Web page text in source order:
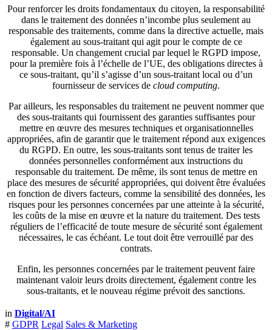
Pour renforcer les droits fondamentaux du citoyen, la responsabilité
dans le traitement des données n’incombe plus seulement au
responsable des traitements, comme dans la directive actuelle, mais
également au sous-traitant qui agit pour le compte de ce
responsable. Un changement crucial par lequel le RGPD impose,
pour la première fois à l’échelle de l’UE, des obligations directes à
ce sous-traitant, qu’il s’agisse d’un sous-traitant local ou d’un
fournisseur de services de cloud computing.
Par ailleurs, les responsables du traitement ne peuvent nommer que
des sous-traitants qui fournissent des garanties suffisantes pour
mettre en œuvre des mesures techniques et organisationnelles
appropriées, afin de garantir que le traitement répond aux exigences
du RGPD. En outre, les sous-traitants sont tenus de traiter les
données personnelles conformément aux instructions du
responsable du traitement. De même, ils sont tenus de mettre en
place des mesures de sécurité appropriées, qui doivent être évaluées
en fonction de divers facteurs, comme la sensibilité des données, les
risques pour les personnes concernées par une atteinte à la sécurité,
les coûts de la mise en œuvre et la nature du traitement. Des tests
réguliers de l’efficacité de toute mesure de sécurité sont également
nécessaires, le cas échéant. Le tout doit être verrouillé par des
contrats.
Enfin, les personnes concernées par le traitement peuvent faire
maintenant valoir leurs droits directement, également contre les
sous-traitants, et le nouveau régime prévoit des sanctions.
in Digital/AI
# GDPR Legal Sales & Marketing